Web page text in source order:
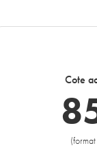
Cote